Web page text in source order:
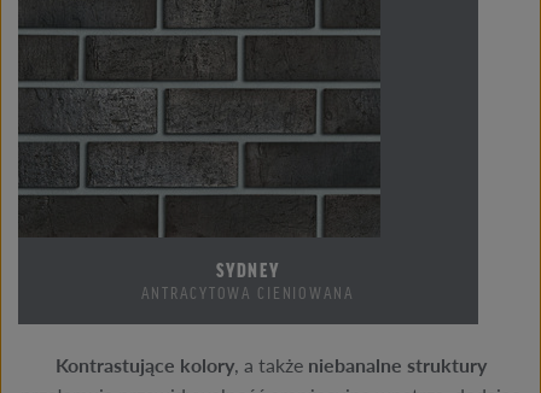
SYDNEY
ANTRACYTOWA CIENIOWANA
Kontrastujące kolory, a także niebanalne struktury